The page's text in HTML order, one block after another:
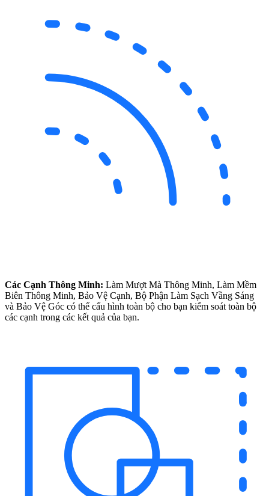
Các Cạnh Thông Minh: Làm Mượt Mà Thông Minh, Làm Mềm
Biên Thông Minh, Bảo Vệ Cạnh, Bộ Phận Làm Sạch Vầng Sáng
và Bảo Vệ Góc có thể cấu hình toàn bộ cho bạn kiểm soát toàn bộ
các cạnh trong các kết quả của bạn.